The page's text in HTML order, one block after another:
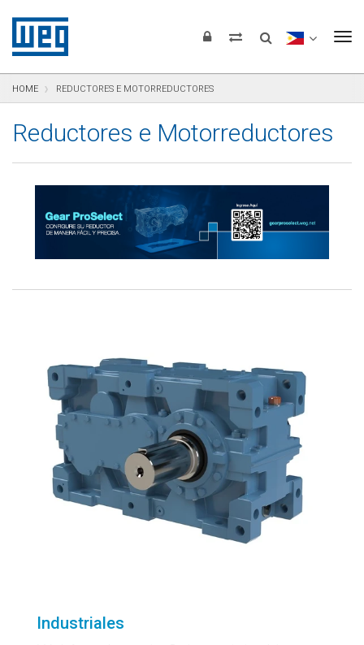
HOME REDUCTORES E MOTORREDUCTORES
Reductores e Motorreductores
Industriales